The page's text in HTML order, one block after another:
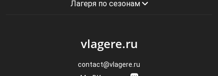
Лагеря по сезонам
vlagere.ru
contact@vlagere.ru